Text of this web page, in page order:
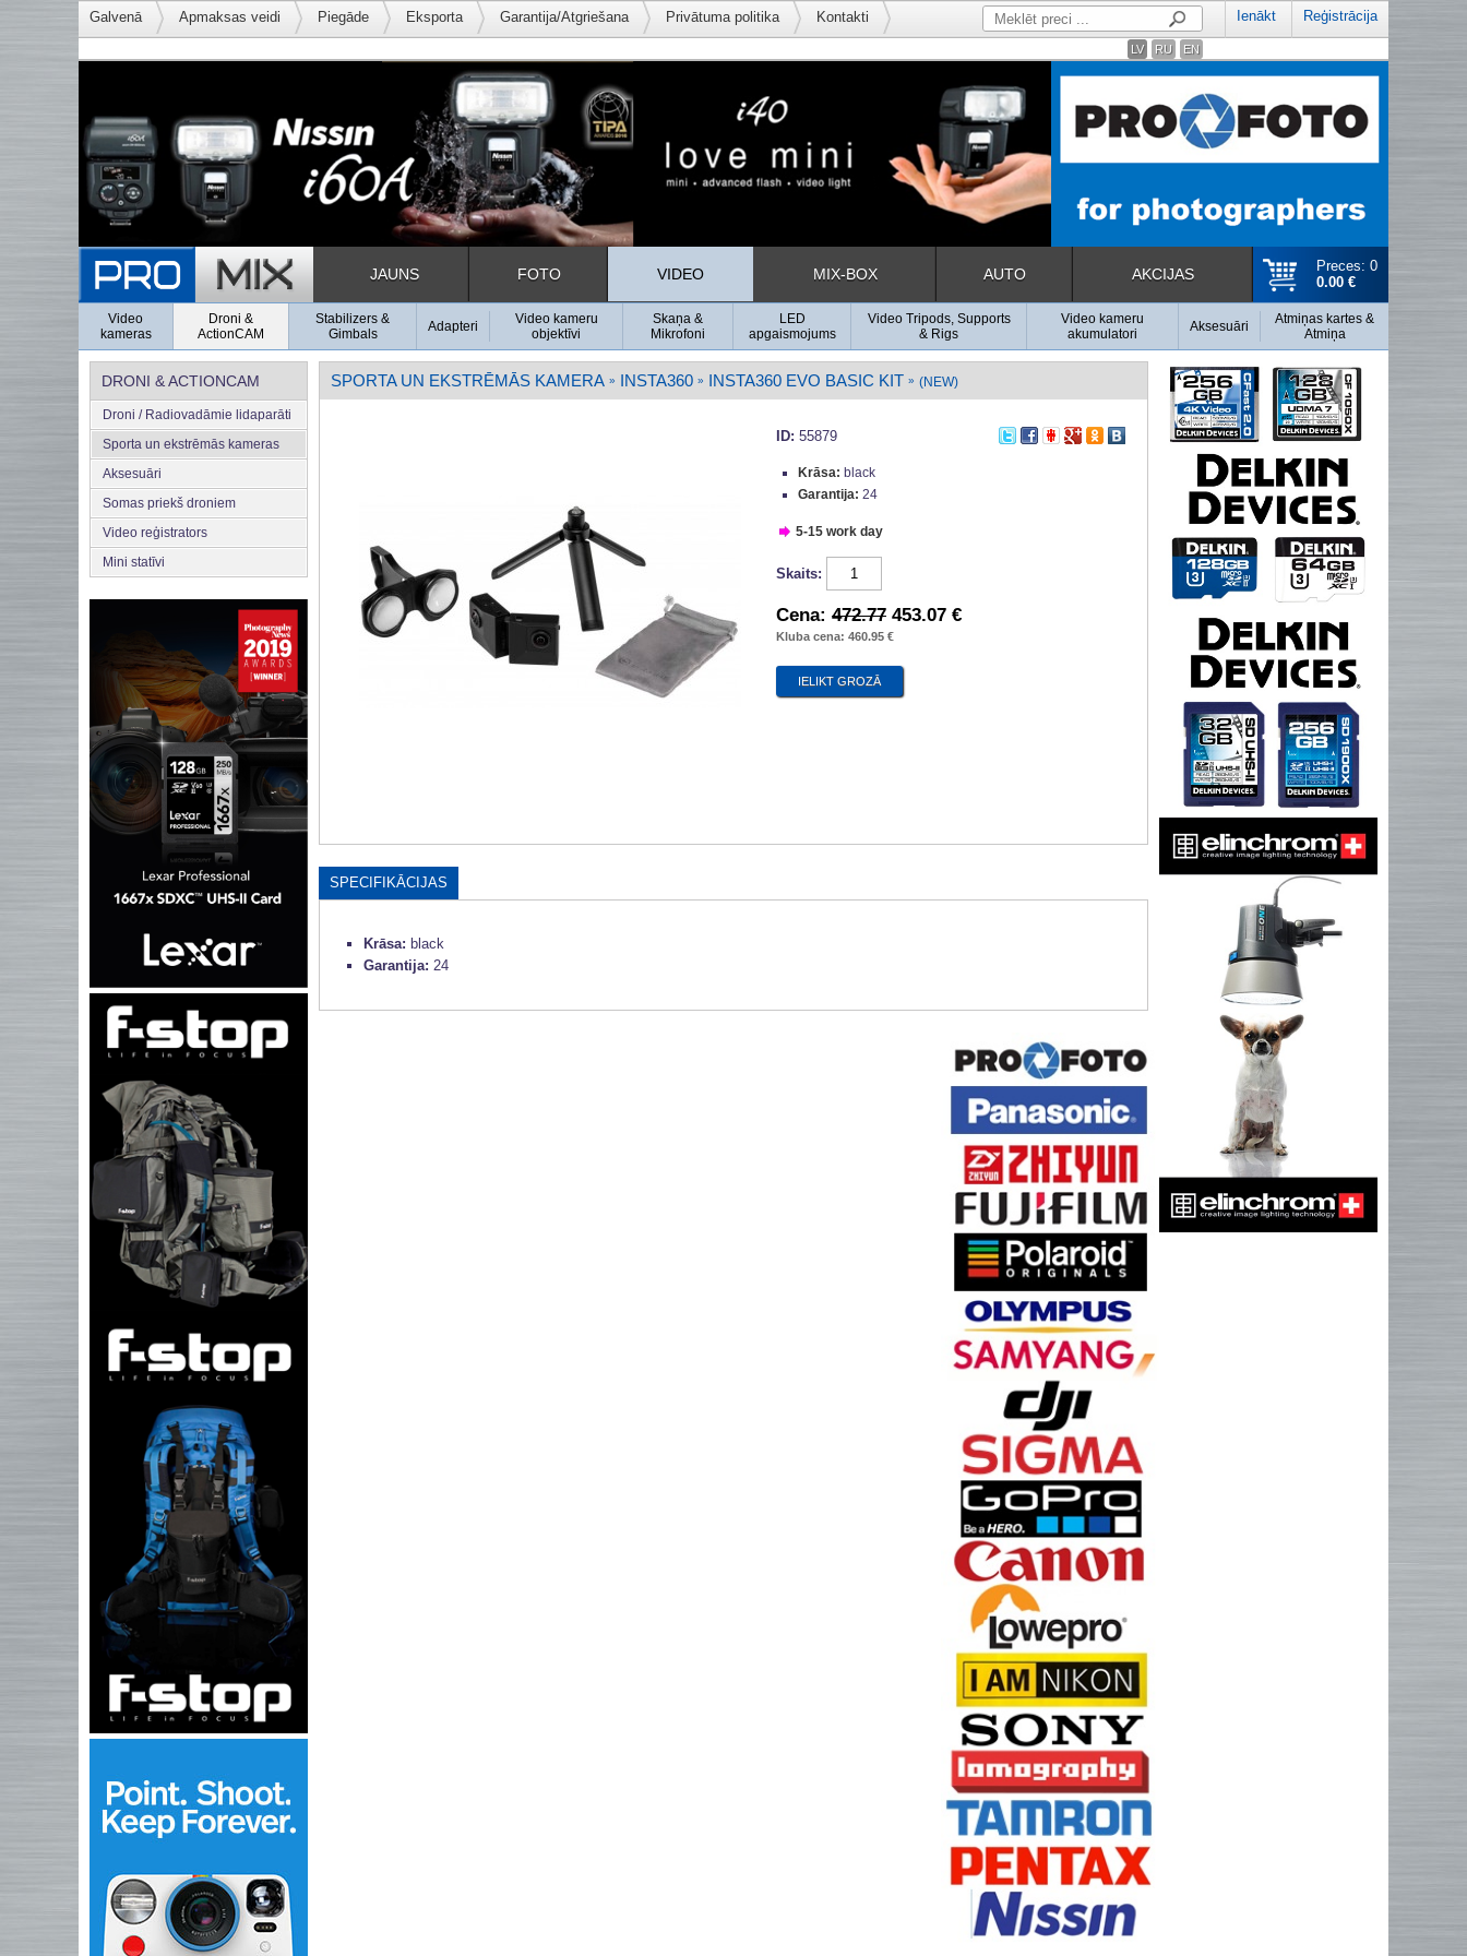
Galvenā Apmaksas veidi Piegāde Eksporta Garantija/Atgriešana Privātuma politika Kontakti Ienākt Reģistrācija
LV RU EN
Preces: 0
0.00 €
JAUNS FOTO VIDEO MIX-BOX AUTO AKCIJAS
Video
kameras
Droni &
ActionCAM
Stabilizers &
Gimbals
Adapteri
Video kameru
objektīvi
Skaņa &
Mikrofoni
LED
apgaismojums
Video Tripods, Supports
& Rigs
Video kameru
akumulatori
Aksesuāri
Atmiņas kartes &
Atmiņa
DRONI & ACTIONCAM
Droni / Radiovadāmie lidaparāti
Sporta un ekstrēmās kameras
Aksesuāri
Somas priekš droniem
Video reģistrators
Mini statīvi
SPORTA UN EKSTRĒMĀS KAMERA » INSTA360 » INSTA360 EVO BASIC KIT » (NEW)
ID: 55879
Krāsa: black
Garantija: 24
5-15 work day
Skaits:
Cena: 472.77 453.07 €
Kluba cena: 460.95 €
SPECIFIKĀCIJAS
Krāsa: black
Garantija: 24